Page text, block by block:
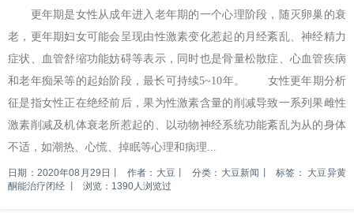
更年期是女性从成年进入老年期的一个心理阶段，随灭卵巢的衰
老，更年期妇女可能会呈现由性激素变化惹起的月经紊乱、神经精力
症状、血管舒缩功能妨碍等表示，同时也是骨量松散症、心血管疾病
和老年痴呆等的起始阶段，最长可持续5~10年。 女性更年期分析
征是指女性正在绝经前后，果为性激素含量的削减导致一系列果雌性
激素削减及机体衰老所惹起的、以动物神经系统功能紊乱为从的身体
不适，如潮热、心慌、掉眠等心理和病理...
日期：2020年08月29日 作者：大豆 分类：大豆新闻 标签： 大豆异黄
酮能治疗闭经
浏览：1390人浏览过